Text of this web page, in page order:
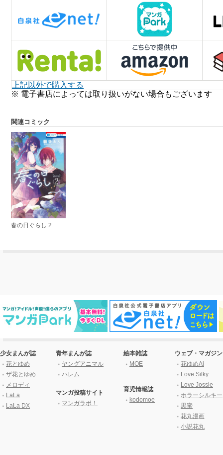
上記以外で購入する
※ 電子書店によっては取り扱いがない場合もございます
関連コミック
春の日ぐらし 2
少女まんが誌
花とゆめ
ザ花とゆめ
メロディ
LaLa
LaLa DX
青年まんが誌
ヤングアニマル
ハレム
マンガ投稿サイト
マンガラボ！
絵本雑誌
MOE
育児情報誌
kodomoe
ウェブ・マガジン
花ゆめAi
Love Silky
Love Jossie
ホラーシルキー
黒蜜
花丸漫画
小説花丸